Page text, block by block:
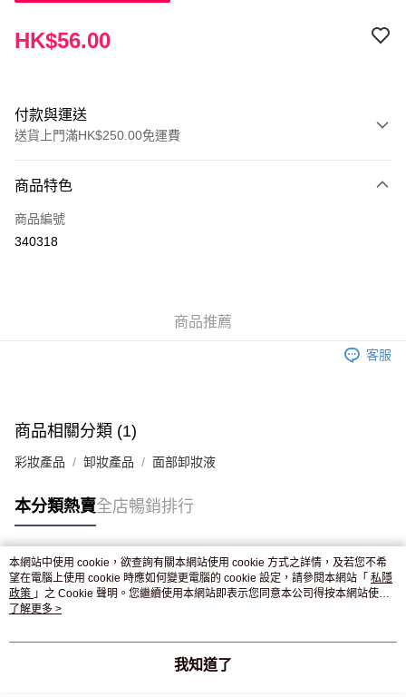
HK$56.00
付款與運送
送貨上門滿HK$250.00免運費
信用卡
Apple Pay
付款後門市自取，訂單確認後2-4個工作天到店，7天內取。逾期後
商品特色
商品編號
340318
商品推薦
客服
商品相關分類 (1)
彩妝產品 卸妝產品 面部卸妝液
本分類熱賣全店暢銷排行
熱門標籤
熱銷排行
本網站中使用 cookie，欲查詢有關本網站使用 cookie 方式之詳情，及若您不希
望在電腦上使用 cookie 時應如何變更電腦的 cookie 設定，請參閱本網站「 私隱
政策 」之 Cookie 聲明。您繼續使用本網站即表示您同意本公司得按本網站使用
條款之 Cookie 聲明使用 cookie。
了解更多 >
我知道了